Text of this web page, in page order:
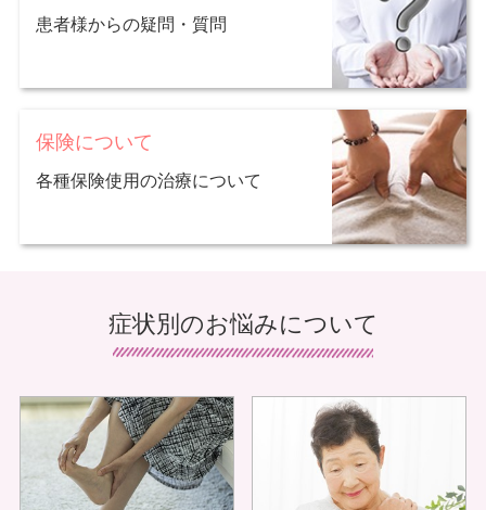
患者様からの疑問・質問
保険について
各種保険使用の治療について
症状別のお悩みについて